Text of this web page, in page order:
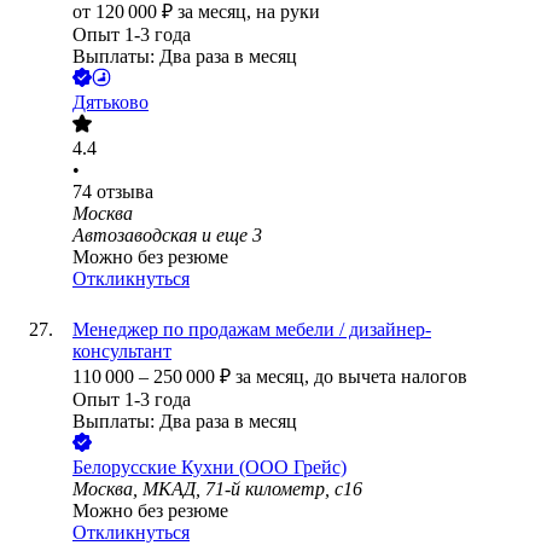
от 120 000 ₽ за месяц, на руки
Опыт 1-3 года
Выплаты: Два раза в месяц
Дятьково
4.4
•
74 отзыва
Москва
Автозаводская и еще 3
Можно без резюме
Откликнуться
Менеджер по продажам мебели / дизайнер-
консультант
110 000 – 250 000 ₽ за месяц, до вычета налогов
Опыт 1-3 года
Выплаты: Два раза в месяц
Белорусские Кухни (ООО Грейс)
Москва, МКАД, 71-й километр, с16
Можно без резюме
Откликнуться